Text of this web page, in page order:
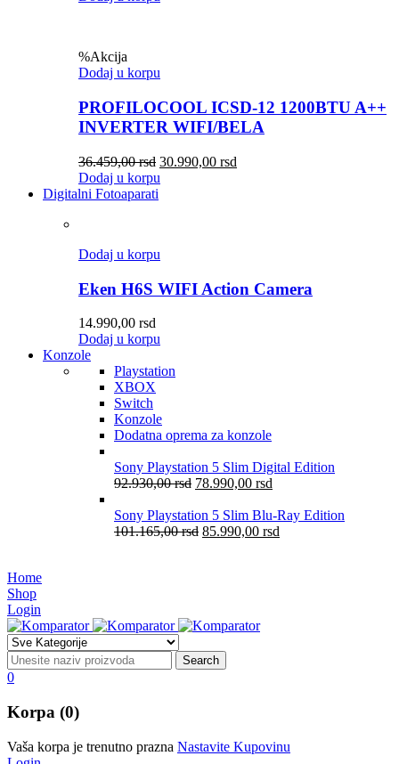
%Akcija
Dodaj u korpu
PROFILOCOOL ICSD-12 1200BTU A++
INVERTER WIFI/BELA
36.459,00rsd 30.990,00 rsd
Dodaj u korpu
Digitalni Fotoaparati
Dodaj u korpu
Eken H6S WIFI Action Camera
14.990,00 rsd
Dodaj u korpu
Konzole
Playstation
XBOX
Switch
Konzole
Dodatna oprema za konzole
Sony Playstation 5 Slim Digital Edition
92.930,00rsd 78.990,00 rsd
Sony Playstation 5 Slim Blu-Ray Edition
101.165,00rsd 85.990,00 rsd
Home
Shop
Login
0
Korpa (0)
Vaša korpa je trenutno prazna Nastavite Kupovinu